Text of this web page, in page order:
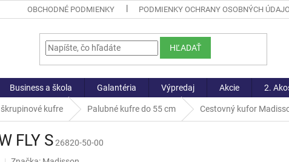
OBCHODNÉ PODMIENKY PODMIENKY OCHRANY OSOBNÝCH
HĽADAŤ
Business a škola Galantéria Výpredaj Akcie 2.
kufre Palubné kufre do 55 cm Cestovný kufor
FLY S26820-50-00